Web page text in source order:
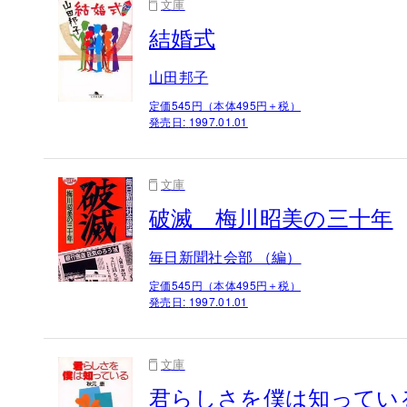
文庫
結婚式
山田邦子
定価545円（本体495円＋税）
発売日: 1997.01.01
文庫
破滅 梅川昭美の三十年
毎日新聞社会部 （編）
定価545円（本体495円＋税）
発売日: 1997.01.01
文庫
君らしさを僕は知ってい